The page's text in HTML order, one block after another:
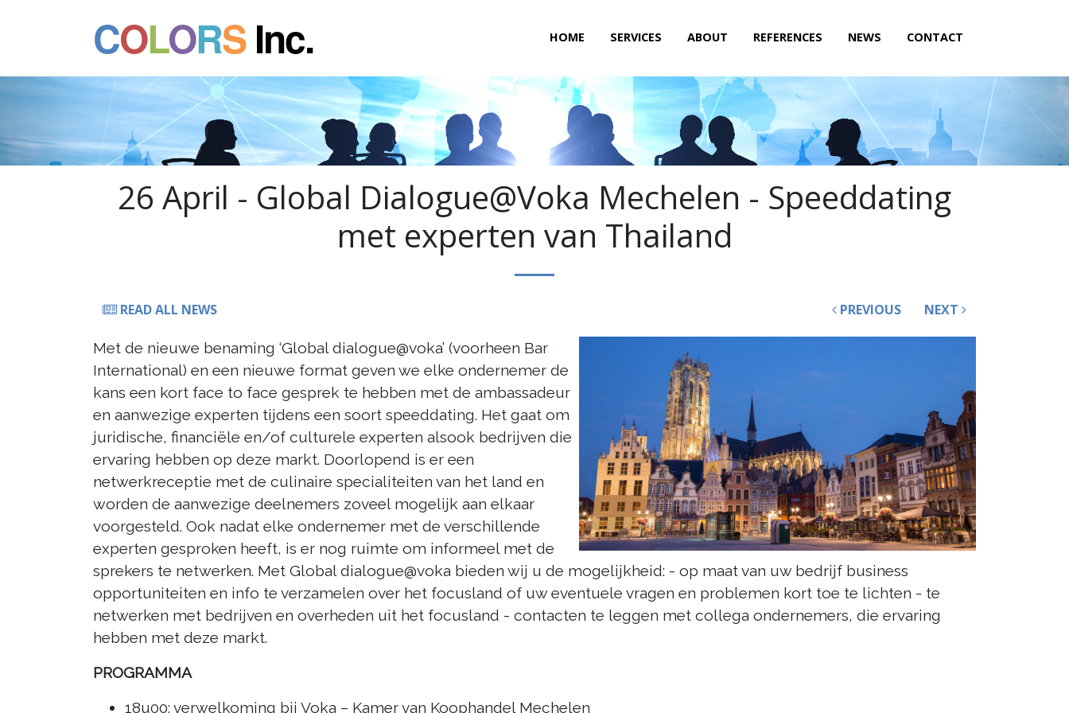
COLORSInc. HOME SERVICES ABOUT REFERENCES NEWS CONTACT
26 April - Global Dialogue@Voka Mechelen - Speeddating
met experten van Thailand
READ ALL NEWS PREVIOUS NEXT
Met de nieuwe benaming ‘Global dialogue@voka’ (voorheen Bar
International) en een nieuwe format geven we elke ondernemer de
kans een kort face to face gesprek te hebben met de ambassadeur
en aanwezige experten tijdens een soort speeddating. Het gaat om
juridische, financiële en/of culturele experten alsook bedrijven die
ervaring hebben op deze markt. Doorlopend is er een
netwerkreceptie met de culinaire specialiteiten van het land en
worden de aanwezige deelnemers zoveel mogelijk aan elkaar
voorgesteld. Ook nadat elke ondernemer met de verschillende
experten gesproken heeft, is er nog ruimte om informeel met de
sprekers te netwerken. Met Global dialogue@voka bieden wij u de mogelijkheid: - op maat van uw bedrijf business
opportuniteiten en info te verzamelen over het focusland of uw eventuele vragen en problemen kort toe te lichten - te
netwerken met bedrijven en overheden uit het focusland - contacten te leggen met collega ondernemers, die ervaring
hebben met deze markt.
PROGRAMMA
18u00: verwelkoming bij Voka – Kamer van Koophandel Mechelen